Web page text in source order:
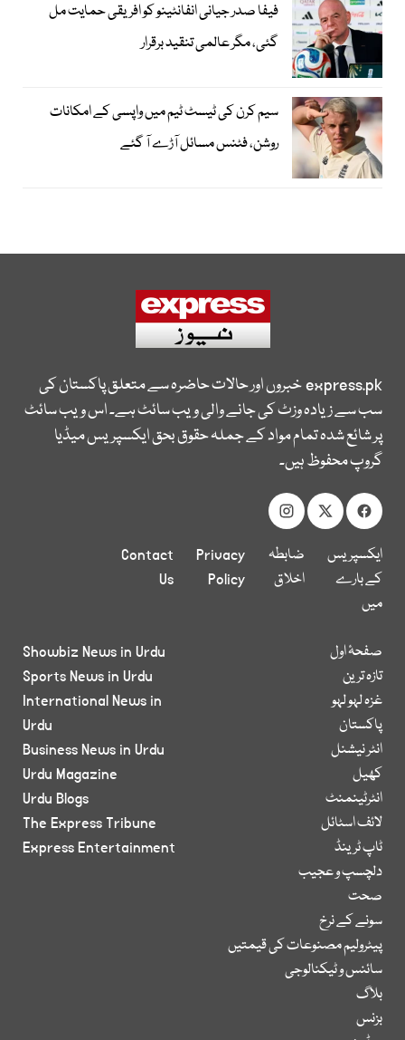
فیفا صدر جیانی انفانٹینو کو افریقی حمایت مل
گئی، مگر عالمی تنقید برقرار
سیم کرن کی ٹیسٹ ٹیم میں واپسی کے امکانات
روشن، فٹنس مسائل آڑے آ گئے
express.pkخبروں اور حالات حاضرہ سے متعلق پاکستان کی
سب سے زیادہ وزٹ کی جانے والی ویب سائٹ ہے۔ اس ویب سائٹ
پر شائع شدہ تمام مواد کے جملہ حقوق بحق ایکسپریس میڈیا
گروپ محفوظ ہیں۔
ایکسپریس
کے بارے
میں
ضابطہ
اخلاق
Privacy
Policy
Contact
Us
صفحۂ اول
تازہ ترین
غزہ لہو لہو
پاکستان
انٹر نیشنل
کھیل
انٹرٹینمنٹ
لائف اسٹائل
ٹاپ ٹرینڈ
دلچسپ و عجیب
صحت
سونے کے نرخ
پیٹرولیم مصنوعات کی قیمتیں
سائنس و ٹیکنالوجی
بلاگ
بزنس
Showbiz News in Urdu
Sports News in Urdu
International News in
Urdu
Business News in Urdu
Urdu Magazine
Urdu Blogs
The Express Tribune
Express Entertainment